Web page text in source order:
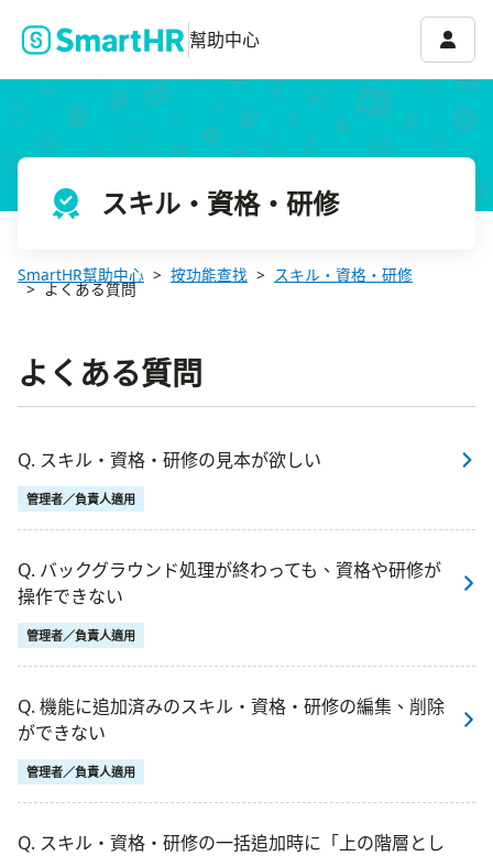
幫助中心 帳號
スキル・資格・研修
SmartHR幫助中心 按功能查找 スキル・資格・研修
よくある質問
よくある質問
Q. スキル・資格・研修の見本が欲しい
管理者／負責人適用
Q. バックグラウンド処理が終わっても、資格や研修が
操作できない
管理者／負責人適用
Q. 機能に追加済みのスキル・資格・研修の編集、削除
ができない
管理者／負責人適用
Q. スキル・資格・研修の一括追加時に「上の階層とし